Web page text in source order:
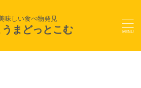
味しい食べ物発見
うまどっとこむ